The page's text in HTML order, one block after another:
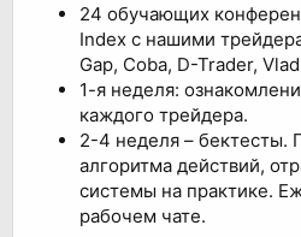
24 обучающих
Index с нашими
Gap, Coba, D-Trader,
1-я неделя:
каждого трейдера.
2-4 неделя – бектесты.
алгоритма действий,
системы на практике.
рабочем чате.